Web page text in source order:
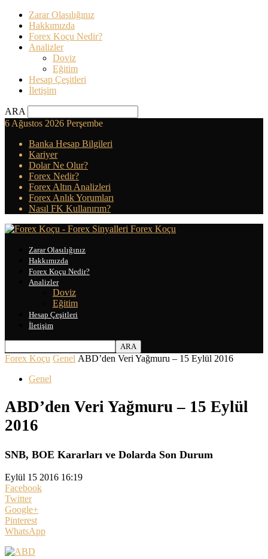
Zarar Olasılığınız
Hakkımızda
Forex Koçu Nedir?
Analizler
Doviz
Eğitim
Hesap Çeşitleri
İletişim
ARA
6 Ağustos 2026 Perşembe
Banka Hesap Bilgileri
Kariyer
Dolar Ne Olur?
Forex Nedir?
Forex Altın Analizleri
Forex Anlık Yorumları
Nasıl FK Kullanırım?
Forex Koçu
Zarar Olasılığınız
Hakkımızda
Forex Koçu Nedir?
Analizler
Doviz
Eğitim
Hesap Çeşitleri
İletişim
Forex Koçu Genel ABD’den Veri Yağmuru – 15 Eylül 2016
Genel
ABD’den Veri Yağmuru – 15 Eylül
2016
SNB, BOE Kararları ve Dolarda Son Durum
Eylül 15 2016 16:19
Facebook
Twitter
Google+
Pinterest
WhatsApp